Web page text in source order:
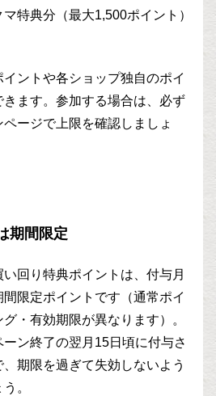
特典分（最大1,500ポイント）
イントや各ショップ独自のポイ
ます。参加する場合は、必ず
ージで上限を確認しましょ
期間限定
回り特典ポイントは、付与月
限定ポイントです（通常ポイ
・有効期限が異なります）。
ン終了の翌月15日頃に付与さ
期限を過ぎて失効しないよう
。